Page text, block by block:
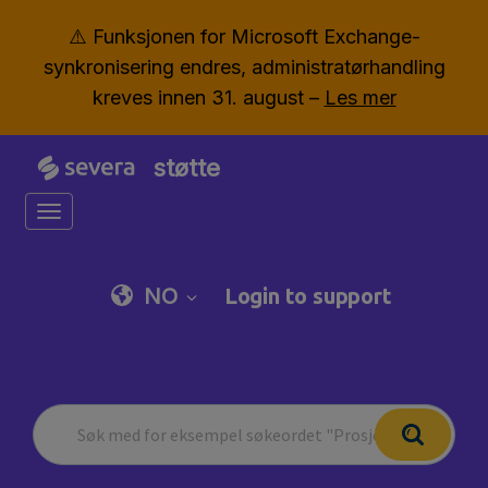
⚠️ Funksjonen for Microsoft Exchange-
synkronisering endres, administratørhandling
kreves innen 31. august – Les mer
støtte
Toggle navigation
NO Login to support